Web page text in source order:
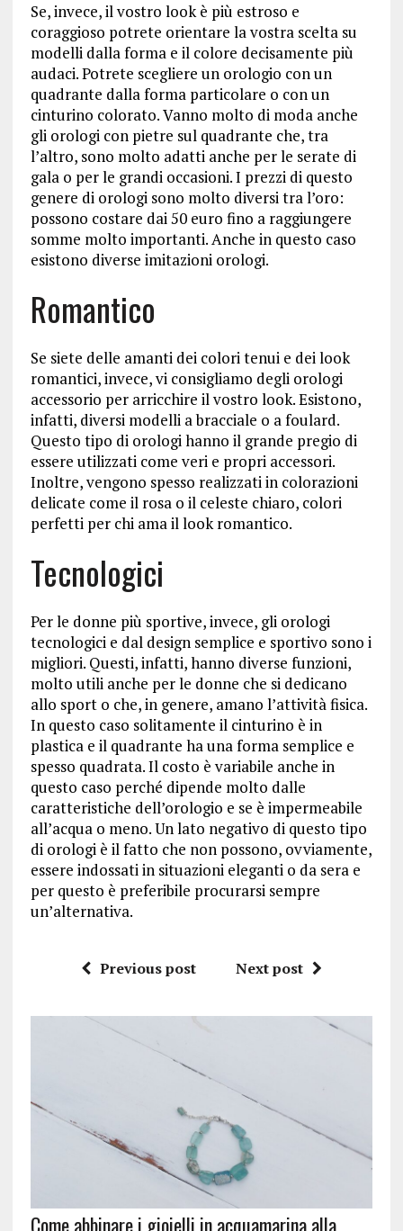
Se, invece, il vostro look è più estroso e
coraggioso potrete orientare la vostra scelta su
modelli dalla forma e il colore decisamente più
audaci. Potrete scegliere un orologio con un
quadrante dalla forma particolare o con un
cinturino colorato. Vanno molto di moda anche
gli orologi con pietre sul quadrante che, tra
l’altro, sono molto adatti anche per le serate di
gala o per le grandi occasioni. I prezzi di questo
genere di orologi sono molto diversi tra l’oro:
possono costare dai 50 euro fino a raggiungere
somme molto importanti. Anche in questo caso
esistono diverse imitazioni orologi.
Romantico
Se siete delle amanti dei colori tenui e dei look
romantici, invece, vi consigliamo degli orologi
accessorio per arricchire il vostro look. Esistono,
infatti, diversi modelli a bracciale o a foulard.
Questo tipo di orologi hanno il grande pregio di
essere utilizzati come veri e propri accessori.
Inoltre, vengono spesso realizzati in colorazioni
delicate come il rosa o il celeste chiaro, colori
perfetti per chi ama il look romantico.
Tecnologici
Per le donne più sportive, invece, gli orologi
tecnologici e dal design semplice e sportivo sono i
migliori. Questi, infatti, hanno diverse funzioni,
molto utili anche per le donne che si dedicano
allo sport o che, in genere, amano l’attività fisica.
In questo caso solitamente il cinturino è in
plastica e il quadrante ha una forma semplice e
spesso quadrata. Il costo è variabile anche in
questo caso perché dipende molto dalle
caratteristiche dell’orologio e se è impermeabile
all’acqua o meno. Un lato negativo di questo tipo
di orologi è il fatto che non possono, ovviamente,
essere indossati in situazioni eleganti o da sera e
per questo è preferibile procurarsi sempre
un’alternativa.
Previous post Next post
Come abbinare i gioielli in acquamarina alla